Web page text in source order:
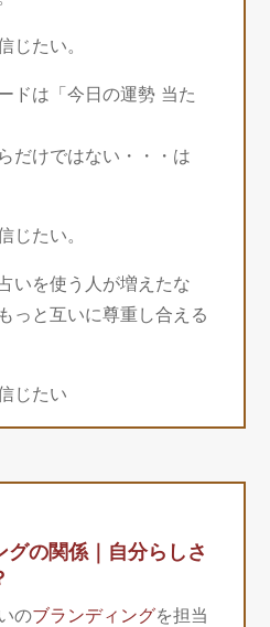
じたい。
ドは「今日の運勢 当た
だけではない・・・は
じたい。
いを使う人が増えたな
っと互いに尊重し合える
じたい
の関係｜自分らしさ
のブランディングを担当